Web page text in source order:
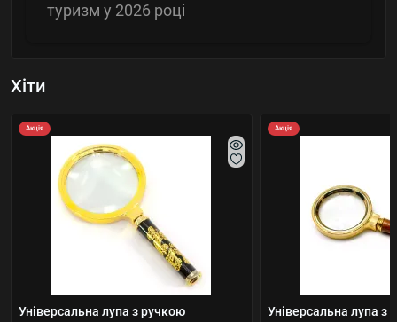
туризм у 2026 році
Хіти
Акція
Універсальна лупа з ручкою
Акція
Універсальна лупа з